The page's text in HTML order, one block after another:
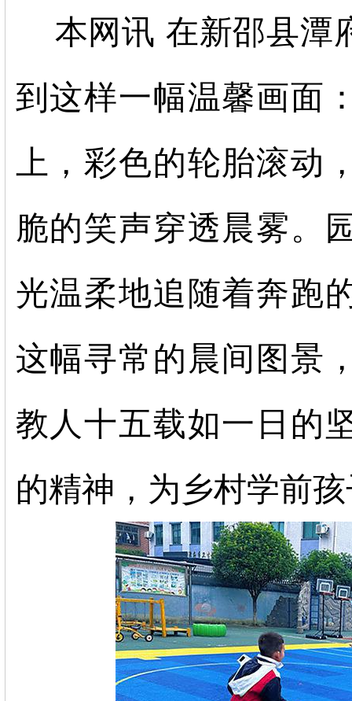
本网讯 在新邵县潭
到这样一幅温馨画面
上，彩色的轮胎滚动
脆的笑声穿透晨雾。
光温柔地追随着奔跑
这幅寻常的晨间图景
教人十五载如一日的
的精神，为乡村学前